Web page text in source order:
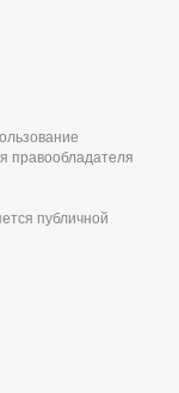
правообладателя
публичной